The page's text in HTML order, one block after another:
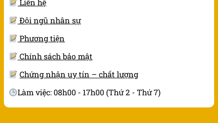
Liên hệ
Đội ngũ nhân sự
Phương tiện
Chính sách bảo mật
Chứng nhận uy tín – chất lượng
Làm việc: 08h00 - 17h00 (Thứ 2 - Thứ 7)